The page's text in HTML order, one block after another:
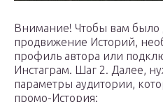
Внимание! Чтобы вам было
продвижение Историй,
профиль автора или
Инстаграм. Шаг 2. Далее,
параметры аудитории,
промо-История: